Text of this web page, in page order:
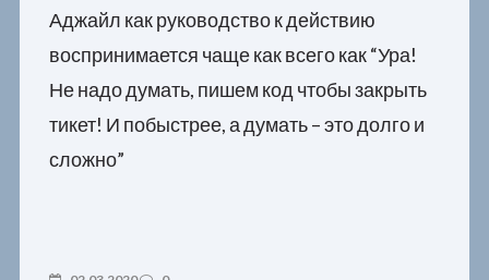
Аджайл как руководство к действию
воспринимается чаще как всего как “Ура!
Не надо думать, пишем код чтобы закрыть
тикет! И побыстрее, а думать – это долго и
сложно”